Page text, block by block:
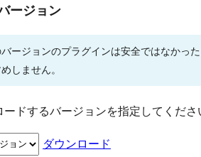
ージョン
ージョンのプラグインは安全ではなかっ
しません。
ードするバージョンを指定してくださ
ダウンロード